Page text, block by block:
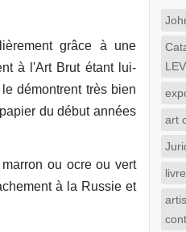
grâce à une
à l'Art Brut étant lui-
démontrent très bien
du début années
ou ocre ou vert
à la Russie et
art